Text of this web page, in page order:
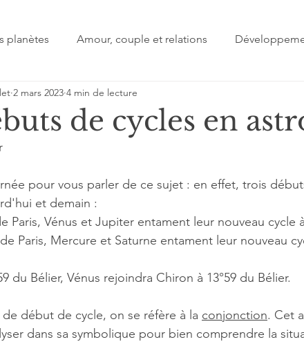
planètes Amour, couple et relations
du jour Important à retenir
d'interprétation
de cycles en
2 mars 2023 4 min de lecture
pour vous parler de ce sujet : en effet, trois
et demain :
Paris, Vénus et Jupiter entament leur nouveau cycle
Paris, Mercure et Saturne entament leur nouveau
du Bélier, Vénus rejoindra Chiron à 13°59 du Bélier.
début de cycle, on se réfère à la conjonction. Cet
dans sa symbolique pour bien comprendre la